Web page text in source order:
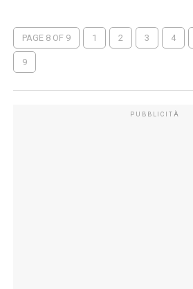
PAGE 8 OF 9 1 2 3 4
9
PUBBLICITÀ